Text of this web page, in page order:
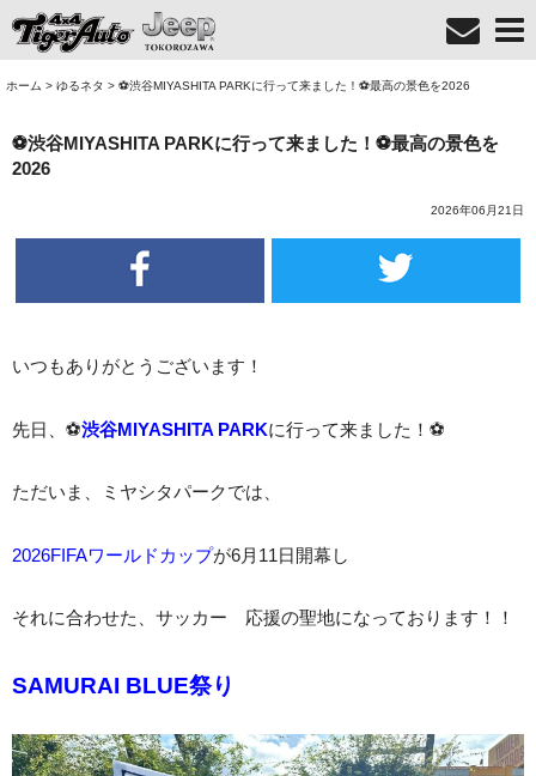
ホーム > ゆるネタ > ⚽渋谷MIYASHITA PARKに行って来ました！⚽最高の景色を2026
⚽渋谷MIYASHITA PARKに行って来ました！⚽最高の景色を
2026
2026年06月21日
いつもありがとうございます！
先日、⚽渋谷MIYASHITA PARKに行って来ました！⚽
ただいま、ミヤシタパークでは、
2026FIFAワールドカップが6月11日開幕し
それに合わせた、サッカー 応援の聖地になっております！！
SAMURAI BLUE祭り